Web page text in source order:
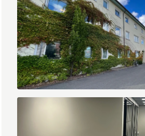
60f1f7cf5e76166bd8e7b548c43563b4.jpg